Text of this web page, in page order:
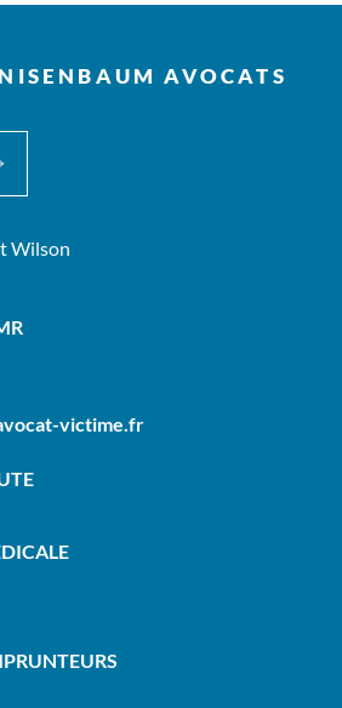
AVOCATS
Wilson
victime.fr